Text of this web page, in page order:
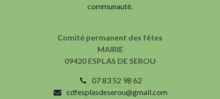
communauté.
Comité permanent des fêtes
MAIRIE
09420 ESPLAS DE SEROU
07 83 52 98 62
cdfesplasdeserou@gmail.com